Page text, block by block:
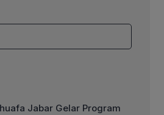
Jabar Gelar Program